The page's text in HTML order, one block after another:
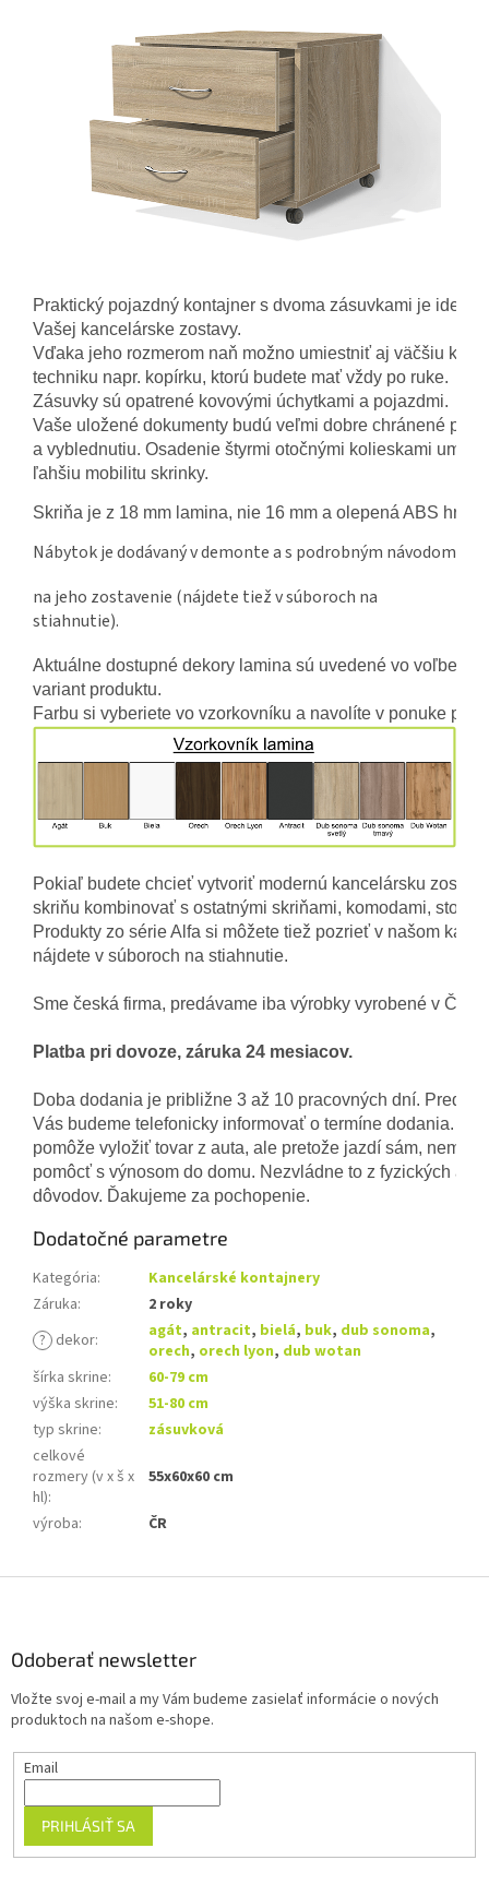
Praktický pojazdný kontajner s dvoma zásuvkami je
Vašej kancelárske zostavy.
Vďaka jeho rozmerom naň možno umiestniť aj väčšiu
techniku ​​napr. kopírku, ktorú budete mať vždy po ruke.
Zásuvky sú opatrené kovovými úchytkami a pojazdmi.
Vaše uložené dokumenty budú veľmi dobre chránené
a vyblednutiu. Osadenie štyrmi otočnými kolieskami
ľahšiu mobilitu skrinky.
Skriňa je z 18 mm lamina, nie 16 mm a olepená ABS
Nábytok je dodávaný v demonte a s podrobným návodom
na jeho zostavenie (nájdete tiež v súboroch na
stiahnutie).
Aktuálne dostupné dekory lamina sú uvedené vo voľbe
variant produktu.
Farbu si vyberiete vo vzorkovníku a navolíte v ponuke
Pokiaľ budete chcieť vytvoriť modernú kancelársku
skriňu kombinovať s ostatnými skriňami, komodami, stolmi
Produkty zo série Alfa si môžete tiež pozrieť v našom
nájdete v súboroch na stiahnutie.
Sme česká firma, predávame iba výrobky vyrobené v ČR.
Platba pri dovoze, záruka 24 mesiacov.
Doba dodania je približne 3 až 10 pracovných dní. Pred
Vás budeme telefonicky informovať o termíne dodania.
pomôže vyložiť tovar z auta, ale pretože jazdí sám,
pomôcť s výnosom do domu. Nezvládne to z fyzických ani
dôvodov. Ďakujeme za pochopenie.
Dodatočné parametre
Kategória:
Kancelárské kontajnery
Záruka:
2 roky
? dekor: agát, antracit, bielá, buk, dub sonoma,
orech, orech lyon, dub wotan
šírka skrine:
60-79 cm
výška skrine:
51-80 cm
typ skrine:
zásuvková
celkové
rozmery (v x š x
hl):
55x60x60 cm
výroba: ČR
Odoberať newsletter
Vložte svoj e-mail a my Vám budeme zasielať informácie o nových
produktoch na našom e-shope.
Email
PRIHLÁSIŤ SA